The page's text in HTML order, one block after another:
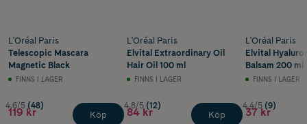
L'Oréal Paris
Telescopic Mascara
Magnetic Black
FINNS I LAGER
4.6/5 (48)
119 kr Köp
L'Oréal Paris
Elvital Extraordinary Oil
Hair Oil 100 ml
FINNS I LAGER
4.8/5 (12)
84 kr Köp
L'Oréal Paris
Elvital
Balsam 200 ml
FINNS I LAGER
4.4/5 (9)
37 kr